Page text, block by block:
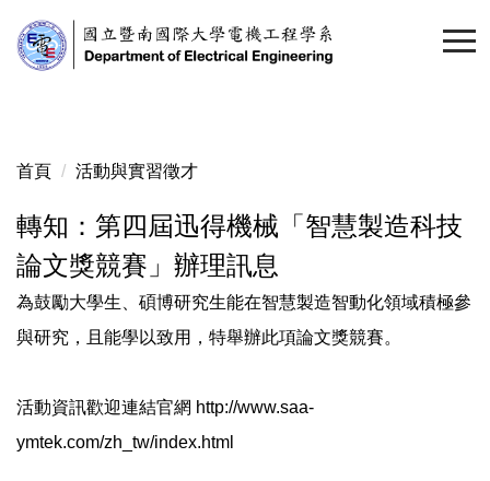
到
主
區
首頁 活動與實習徵才
轉知：第四屆迅得機械「智慧製造科技
論文獎競賽」辦理訊息
為鼓勵大學生、碩博研究生能在智慧製造智動化領域積極參
與研究，且能學以致用，特舉辦此項論文獎競賽。
活動資訊歡迎連結官網 http://www.saa-
ymtek.com/zh_tw/index.html